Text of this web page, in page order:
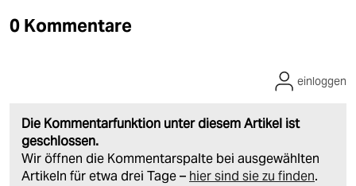
0 Kommentare
Die Kommentarfunktion unter diesem Artikel ist
geschlossen.
Wir öffnen die Kommentarspalte bei ausgewählten
Artikeln für etwa drei Tage – hier sind sie zu finden.
einloggen